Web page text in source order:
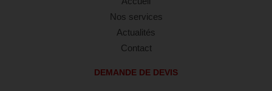
Nos services
Actualités
Contact
DEMANDE DE DEVIS